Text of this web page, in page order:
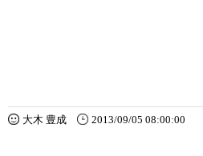
大木 豊成 2013/09/05 08:00:00